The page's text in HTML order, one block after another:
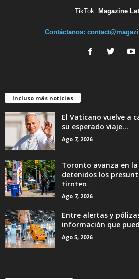
TikTok: Magazine
Contáctanos:
Incluso más noticias
El Vaticano vuelve a
su esperado viaje...
Ago 7, 2026
Toronto avanza en
detenidos los
tiroteo...
Ago 7, 2026
Entre alertas y
información que
Ago 5, 2026